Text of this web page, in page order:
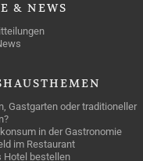
& NEWS
Gastgarten oder traditioneller
in der Gastronomie
im Restaurant
Hotel bestellen